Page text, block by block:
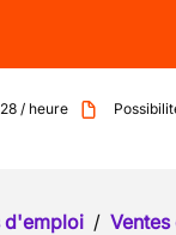
/ heure
d'emploi /